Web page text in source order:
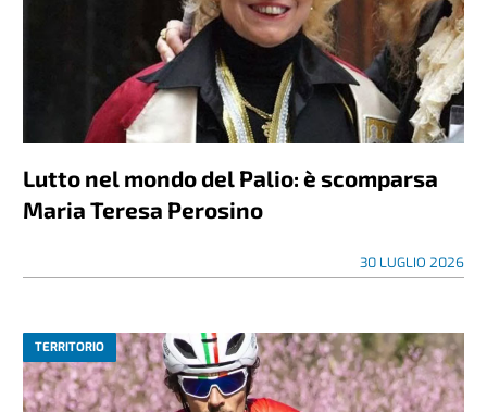
Lutto nel mondo del Palio: è scomparsa
Maria Teresa Perosino
30 LUGLIO 2026
TERRITORIO